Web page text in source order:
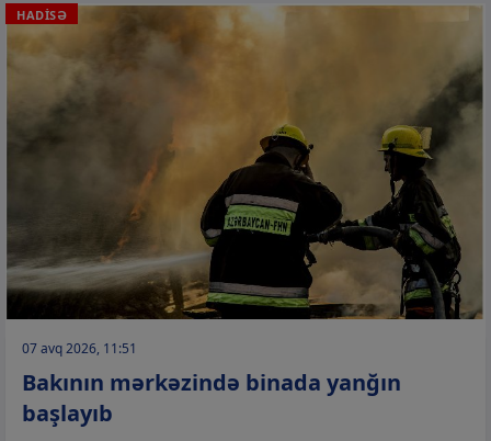
HADİSƏ
07 avq 2026, 11:51
Bakının mərkəzində binada yanğın
başlayıb